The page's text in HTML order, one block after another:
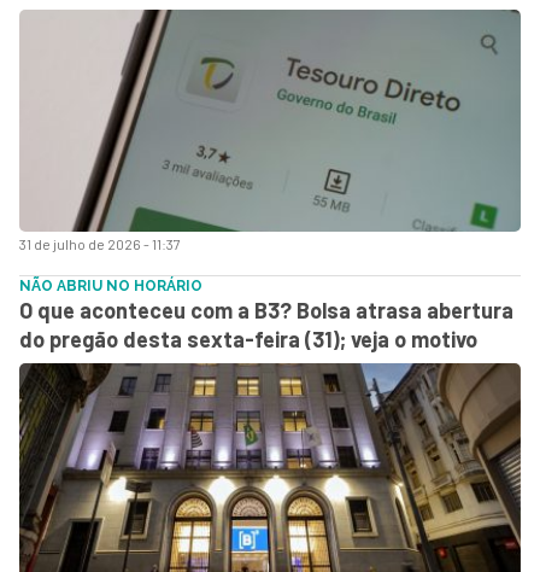
31 de julho de 2026 - 11:37
NÃO ABRIU NO HORÁRIO
O que aconteceu com a B3? Bolsa atrasa abertura
do pregão desta sexta-feira (31); veja o motivo